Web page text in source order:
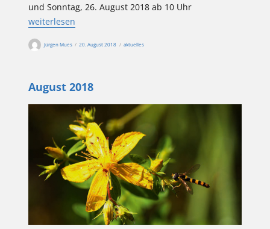
und Sonntag, 26. August 2018 ab 10 Uhr
„Treckertreffen am 25./26. August 2018 an der
weiterlesen
Autor
Jürgen Mues
Veröffentlicht
20. August 2018 Kategorien
aktuelles
August 2018